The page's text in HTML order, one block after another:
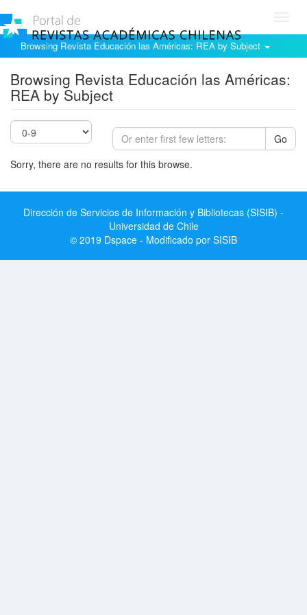
Browsing Revista Educación las Américas: REA by Subject
Browsing Revista Educación las Américas:
REA by Subject
Go
Sorry, there are no results for this browse.
Dirección de Servicios de Información y Bibliotecas (SISIB) -
Universidad de Chile
© 2019 Dspace - Modificado por SISIB